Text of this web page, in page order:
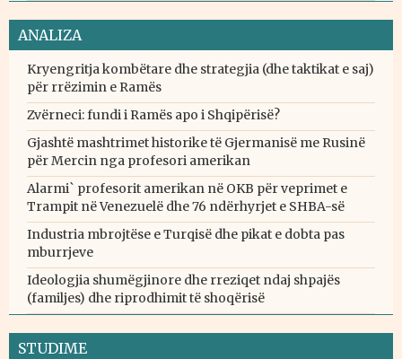
ANALIZA
Kryengritja kombëtare dhe strategjia (dhe taktikat e saj)
për rrëzimin e Ramës
Zvërneci: fundi i Ramës apo i Shqipërisë?
Gjashtë mashtrimet historike të Gjermanisë me Rusinë
për Mercin nga profesori amerikan
Alarmi` profesorit amerikan në OKB për veprimet e
Trampit në Venezuelë dhe 76 ndërhyrjet e SHBA-së
Industria mbrojtëse e Turqisë dhe pikat e dobta pas
mburrjeve
Ideologjia shumëgjinore dhe rreziqet ndaj shpajës
(familjes) dhe riprodhimit të shoqërisë
STUDIME